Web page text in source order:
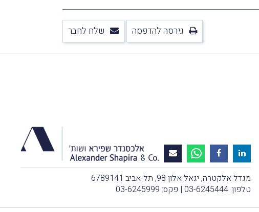
גירסה להדפסה שלח לחבר
מגדל אלקטרה, יגאל אלון 98, תל-אביב 6789141
טלפון: 03-6245444 | פקס: 03-6245999